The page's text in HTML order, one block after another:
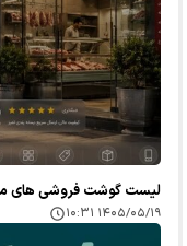
لیست گوشت فروشی های
۱۴۰۵/۰۵/۱۹ ۱۰:۳۱